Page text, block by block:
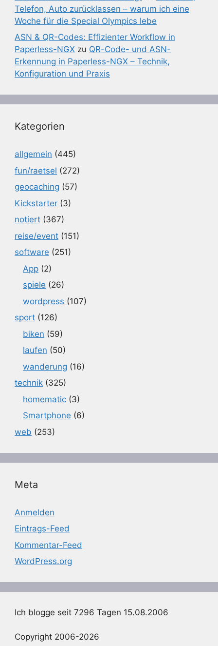
Telefon, Auto zurücklassen – warum ich eine
Woche für die Special Olympics lebe
ASN & QR-Codes: Effizienter Workflow in
Paperless-NGX zu QR-Code- und ASN-
Erkennung in Paperless-NGX – Technik,
Konfiguration und Praxis
Kategorien
allgemein (445)
fun/raetsel (272)
geocaching (57)
Kickstarter (3)
notiert (367)
reise/event (151)
software (251)
App (2)
spiele (26)
wordpress (107)
sport (126)
biken (59)
laufen (50)
wanderung (16)
technik (325)
homematic (3)
Smartphone (6)
web (253)
Meta
Anmelden
Eintrags-Feed
Kommentar-Feed
WordPress.org
Ich blogge seit 7296 Tagen 15.08.2006
Copyright 2006-2026